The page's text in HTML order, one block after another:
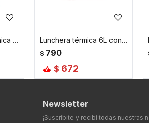
Lunchera unicolor chica - Rosado Lunchera térmica 6L con asa y correa para colgar 23x14x20cm - Rosado
$ 790
$ 672
Newsletter
¡Suscribite y recibí todas nuestras